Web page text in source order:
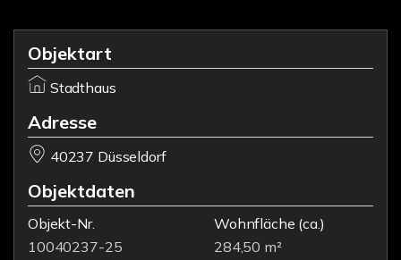
Objektart
Stadthaus
Adresse
40237 Düsseldorf
Objektdaten
Objekt-Nr.
10040237-25
Wohnfläche (ca.)
284,50 m²